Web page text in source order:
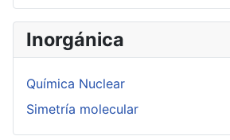
Inorgánica
Química Nuclear
Simetría molecular